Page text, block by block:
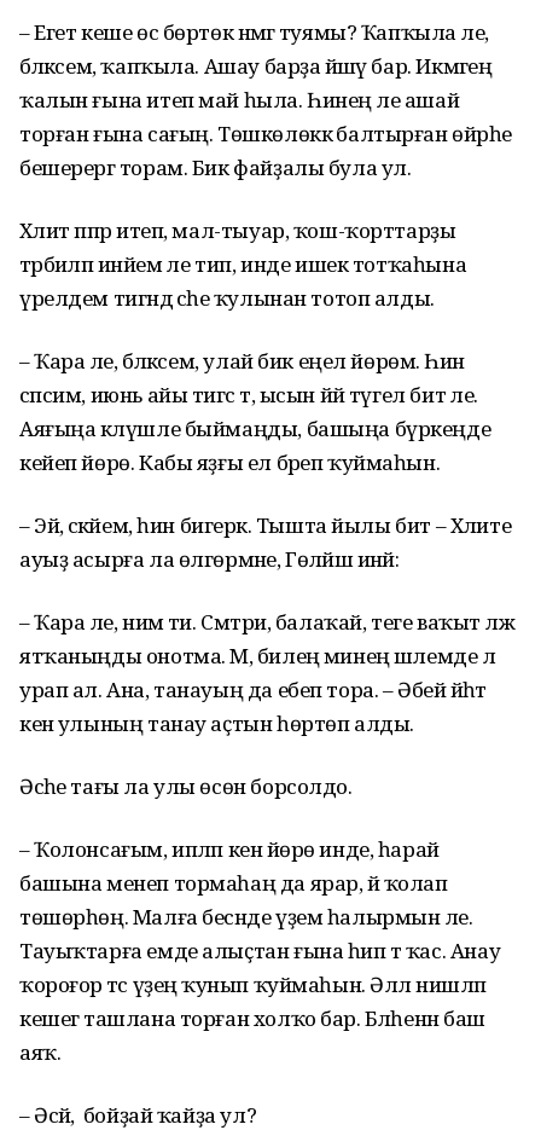
– Егет кеше өс бөртөк нәмәгә туямы? Ҡапҡыла әле,
бәләкәсем, ҡапҡыла. Ашау барҙа йәшәү бар. Икмәгеңә
ҡалын ғына итеп май һыла. Һинең әле ашай
торған ғына сағың. Төшкөлөккә балтырған өйрәһе
бешерергә торам. Бик файҙалы була ул.
Хәлит әппәр итеп, мал-тыуар, ҡош-ҡорттарҙы
тәрбиәләп инәйем әле тип, инде ишек тотҡаһына
үрелдем тигәндә әсәһе ҡулынан тотоп алды.
– Ҡара әле, бәләкәсем, улай бик еңел йөрөмә. Һин
сәпсим, июнь айы тигәс тә, ысын йәй түгел бит әле.
Аяғыңа кәлүшле быймаңды, башыңа бүркеңде
кейеп йөрө. Кабы яҙғы ел бәреп ҡуймаһын.
– Эй, әсәкәйем, һин бигерәк. Тышта йылы бит – Хәлите
ауыҙ асырға ла өлгөрмәне, Гөләйшә инәй:
– Ҡара әле, нимә ти. Смәтри, балаҡай, теге ваҡыт ләж
ятҡаныңды онотма. Мә, билеңә минең шәлемде лә
урап ал. Ана, танауың да ебеп тора. – Әбей йәһәт
кенә улының танау аҫтын һөртөп алды.
Әсәһе тағы ла улы өсөн борсолдо.
– Ҡолонсағым, ипләп кенә йөрө инде, һарай
башына менеп тормаһаң да ярар, йә ҡолап
төшөрһөң. Малға бесәнде үҙем һалырмын әле.
Тауыҡтарға емде алыҫтан ғына һип тә ҡас. Анау
ҡороғор әтәс үҙеңә ҡунып ҡуймаһын. Әллә нишләп
кешегә ташлана торған холҡо бар. Бәләһенән баш
аяҡ.
– Әсәй, ә бойҙай ҡайҙа ул?